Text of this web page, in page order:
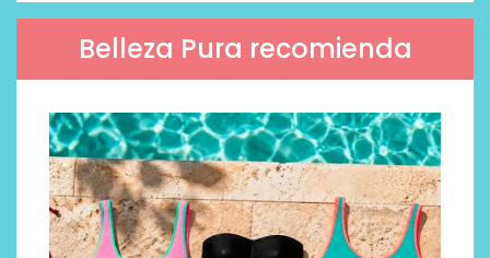
Belleza Pura recomienda